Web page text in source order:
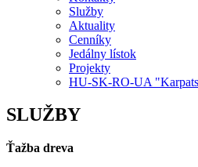
Služby
Aktuality
Cenníky
Jedálny lístok
Projekty
HU-SK-RO-UA
SLUŽBY
Ťažba dreva